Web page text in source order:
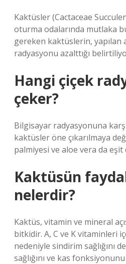
Kaktüsler (Cactaceae
oturma odalarında mutlaka
gereken kaktüslerin, yapılan
radyasyonu azalttığı
Hangi çiçek
çeker?
Bilgisayar radyasyonuna
kaktüsler öne çıkarılmaya
palmiyesi ve aloe vera da
Kaktüsün
nelerdir?
Kaktüs, vitamin ve mineral
bitkidir. A, C ve K vitaminleri
nedeniyle sindirim sağlığını
sağlığını ve kas